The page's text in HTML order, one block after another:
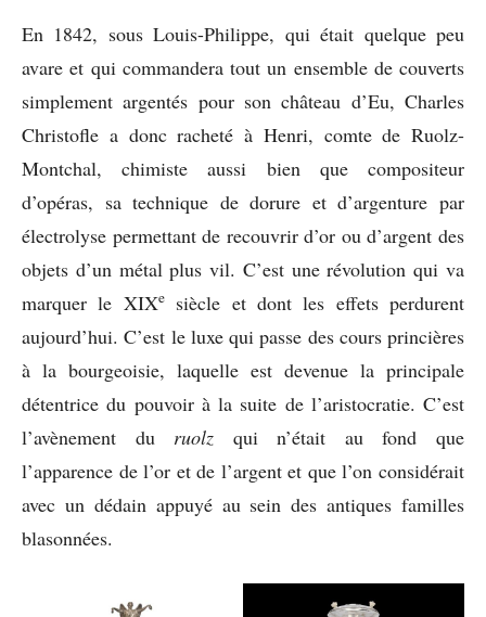
En 1842, sous Louis-Philippe, qui était quelque peu
avare et qui commandera tout un ensemble de couverts
simplement argentés pour son château d’Eu, Charles
Christofle a donc racheté à Henri, comte de Ruolz-
Montchal, chimiste aussi bien que compositeur
d’opéras, sa technique de dorure et d’argenture par
électrolyse permettant de recouvrir d’or ou d’argent des
objets d’un métal plus vil. C’est une révolution qui va
marquer le XIXesiècle et dont les effets perdurent
aujourd’hui. C’est le luxe qui passe des cours princières
à la bourgeoisie, laquelle est devenue la principale
détentrice du pouvoir à la suite de l’aristocratie. C’est
l’avènement du ruolz qui n’était au fond que
l’apparence de l’or et de l’argent et que l’on considérait
avec un dédain appuyé au sein des antiques familles
blasonnées.